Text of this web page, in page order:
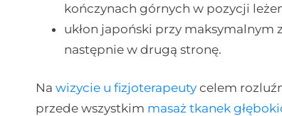
kończynach górnych w pozycji
ukłon japoński przy maksymalnym
następnie w drugą stronę.
Nawizycie u fizjoterapeuty celem
przede wszystkim masaż tkanek